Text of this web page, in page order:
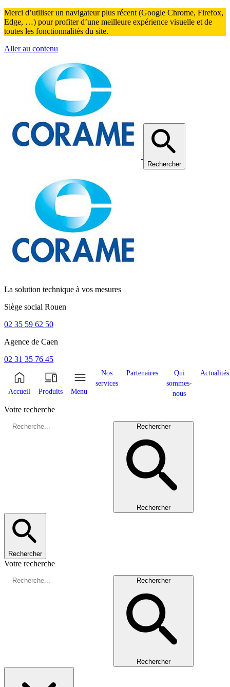
Merci d’utiliser un navigateur plus récent (Google Chrome, Firefox,
Edge, …) pour profiter d’une meilleure expérience visuelle et de
toutes les fonctionnalités du site.
Aller au contenu
Rechercher
La solution technique à vos mesures
Siège social Rouen
02 35 59 62 50
Agence de Caen
02 31 35 76 45
Accueil Produits Menu
Nos
services
Partenaires
Qui
sommes-
nous
Actualités
Votre recherche
Rechercher
Rechercher
Rechercher
Votre recherche
Rechercher
Rechercher